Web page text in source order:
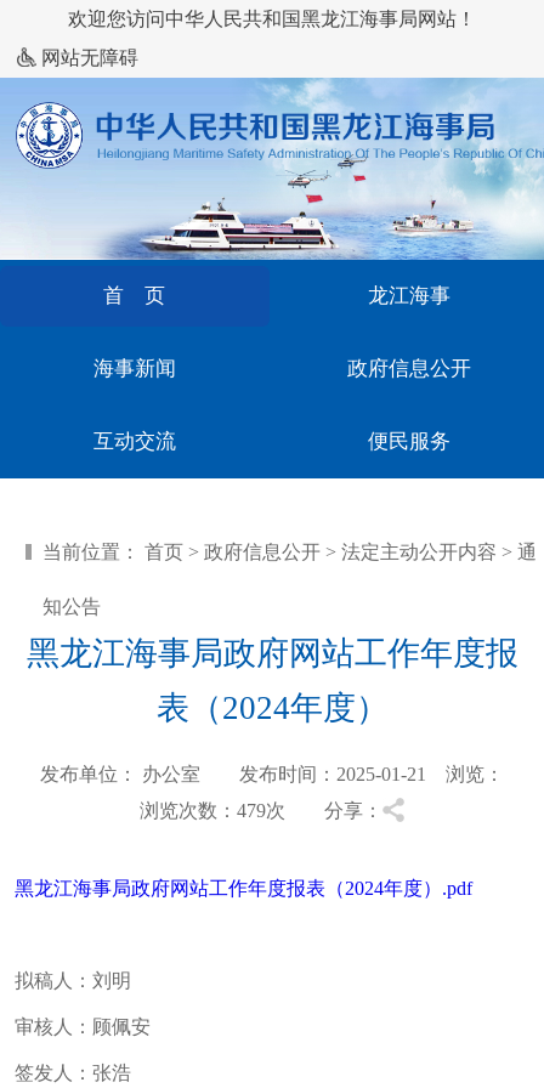
欢迎您访问中华人民共和国黑龙江海事局网站！
网站无障碍
首 页 龙江海事
海事新闻 政府信息公开
互动交流 便民服务
当前位置： 首页 > 政府信息公开 > 法定主动公开内容 > 通
知公告
黑龙江海事局政府网站工作年度报
表（2024年度）
发布单位： 办公室 发布时间：2025-01-21 浏览：
浏览次数：479次 分享：
黑龙江海事局政府网站工作年度报表（2024年度）.pdf
拟稿人：刘明
审核人：顾佩安
签发人：张浩